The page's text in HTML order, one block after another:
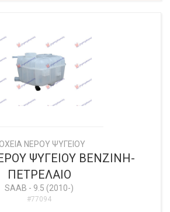
ΝΕΡΟΥ ΨΥΓΕΙΟΥ
ΨΥΓΕΙΟΥ ΒΕΝΖΙΝΗ-
ΠΕΤΡΕΛΑΙΟ
SAAB - 9.5 (2010-)
#77094